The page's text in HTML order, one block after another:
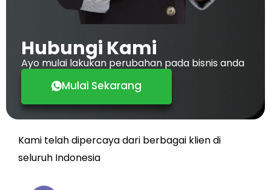
Hubungi Kami
Ayo mulai lakukan perubahan pada bisnis anda
Mulai Sekarang
Kami telah dipercaya dari berbagai klien di
seluruh Indonesia